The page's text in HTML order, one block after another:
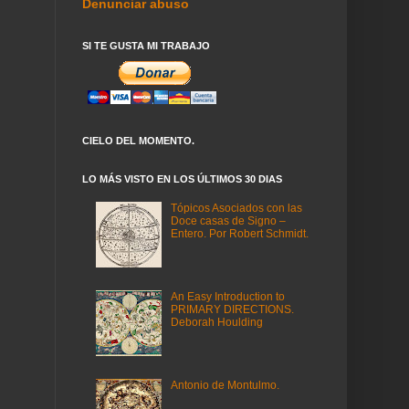
Denunciar abuso
SI TE GUSTA MI TRABAJO
CIELO DEL MOMENTO.
LO MÁS VISTO EN LOS ÚLTIMOS 30 DIAS
Tópicos Asociados con las
Doce casas de Signo –
Entero. Por Robert Schmidt.
An Easy Introduction to
PRIMARY DIRECTIONS.
Deborah Houlding
Antonio de Montulmo.